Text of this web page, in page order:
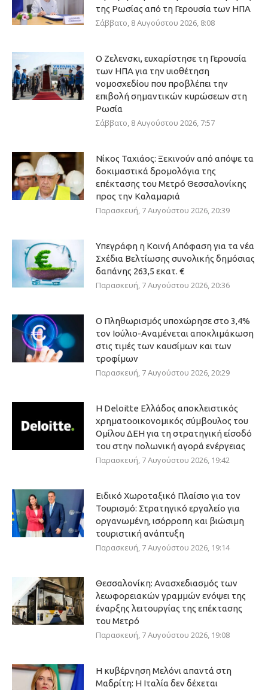
της Ρωσίας από τη Γερουσία των ΗΠΑ
Σάββατο, 8 Αυγούστου 2026, 8:08
Ο Ζελενσκι, ευχαρίστησε τη Γερουσία
των ΗΠΑ για την υιοθέτηση
νομοσχεδίου που προβλέπει την
επιβολή σημαντικών κυρώσεων στη
Ρωσία
Σάββατο, 8 Αυγούστου 2026, 7:57
Νίκος Ταχιάος: Ξεκινούν από απόψε τα
δοκιμαστικά δρομολόγια της
επέκτασης του Μετρό Θεσσαλονίκης
προς την Καλαμαριά
Παρασκευή, 7 Αυγούστου 2026, 20:39
Υπεγράφη η Κοινή Απόφαση για τα νέα
Σχέδια Βελτίωσης συνολικής δημόσιας
δαπάνης 263,5 εκατ. €
Παρασκευή, 7 Αυγούστου 2026, 20:36
Ο Πληθωρισμός υποχώρησε στο 3,4%
τον Ιούλιο-Αναμένεται αποκλιμάκωση
στις τιμές των καυσίμων και των
τροφίμων
Παρασκευή, 7 Αυγούστου 2026, 20:29
Η Deloitte Ελλάδος αποκλειστικός
χρηματοοικονομικός σύμβουλος του
Ομίλου ΔΕΗ για τη στρατηγική είσοδό
του στην πολωνική αγορά ενέργειας
Παρασκευή, 7 Αυγούστου 2026, 19:42
Ειδικό Χωροταξικό Πλαίσιο για τον
Τουρισμό: Στρατηγικό εργαλείο για
οργανωμένη, ισόρροπη και βιώσιμη
τουριστική ανάπτυξη
Παρασκευή, 7 Αυγούστου 2026, 19:14
Θεσσαλονίκη: Ανασχεδιασμός των
λεωφορειακών γραμμών ενόψει της
έναρξης λειτουργίας της επέκτασης
του Μετρό
Παρασκευή, 7 Αυγούστου 2026, 19:08
Η κυβέρνηση Μελόνι απαντά στη
Μαδρίτη: Η Ιταλία δεν δέχεται